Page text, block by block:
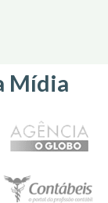
Mídia